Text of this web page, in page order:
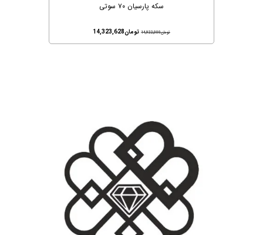
سکه پارسیان ۷۰ سوتی
تومان14,922,000 تومان14,323,628